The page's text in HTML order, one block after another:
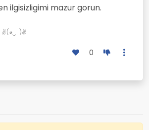
ilgisizligimi mazur gorun.
✌(◕‿-)✌
0